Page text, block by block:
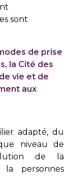
sont
de prise
la Cité des
vie et de
aux
adapté, du
niveau de
de la
la personnes